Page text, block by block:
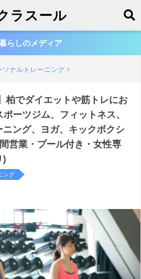
ラスール
らしのメディア
ソナルトレーニング
柏でダイエットや筋トレにお
ーツジム、フィットネス、
ング、ヨガ、キックボクシ
営業・プール付き・女性専
)
ング